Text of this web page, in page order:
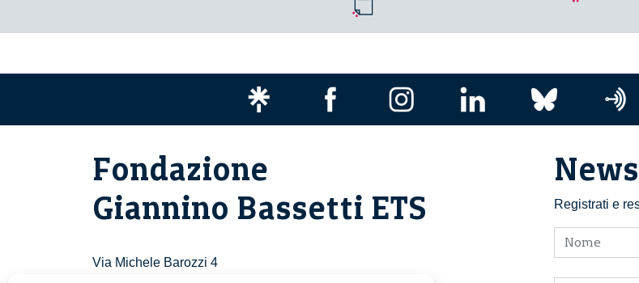
Registrati e
Fondazione
Giannino Bassetti ETS
Via Michele Barozzi 4